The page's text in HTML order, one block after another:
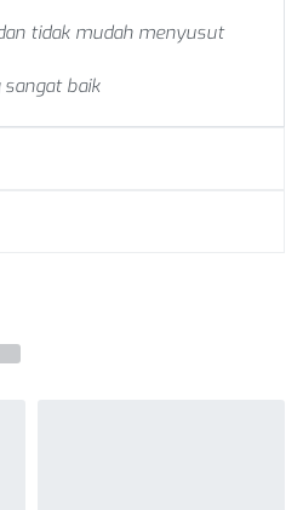
tidak mudah menyusut
baik